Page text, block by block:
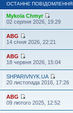
ОСТАННЄ ПОВІДОМЛЕННЯ
Mykola Chmyr
02 серпня 2026, 19:29
ABG
14 січня 2026, 22:21
ABG
18 червня 2026, 15:04
SHPARIVNYK.UA
20 листопада 2016, 17:26
ABG
09 лютого 2025, 12:52